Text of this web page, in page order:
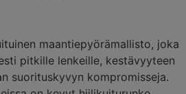
maantiepyörämallisto, joka
pitkille lenkeille, kestävyyteen
suorituskyvyn kompromisseja.